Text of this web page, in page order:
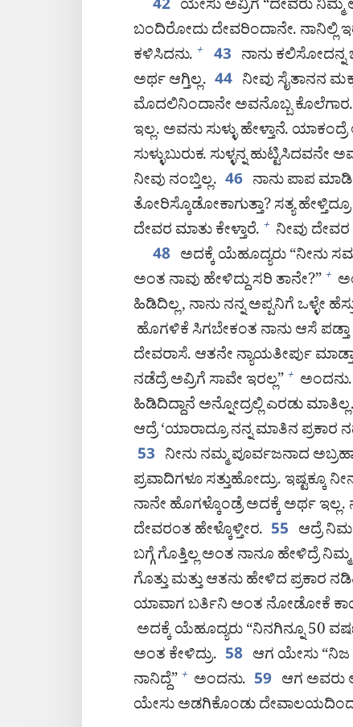
42 ಯೇಸು ಅವ್ರಿಗೆ “ದೇವರು ನಿಮ್ಮ
ಬಂದಿರೋದು ದೇವರಿಂದಾನೇ. ನಾನಿಲ್ಲಿ
ಕಳಿಸಿದನು. + 43 ನಾನು ಕಲಿಸೋದನ್ನ
ಅರ್ಥ ಆಗ್ತಿಲ್ಲ. 44 ನೀವು ಸೈತಾನನ
ಮೊದಲಿನಿಂದಾನೇ ಅವನೊಬ್ಬ ಕೊಲೆಗಾರ.
ಇಲ್ಲ. ಅವನು ಸುಳ್ಳು ಹೇಳ್ತಾನೆ.
ಸುಳ್ಳುಬುರುಕ. ಸುಳ್ಳನ್ನ ಹುಟ್ಟಿಸಿದವನೇ
ನೀವು ನಂಬ್ತಿಲ್ಲ. 46 ನಾನು ಪಾಪ
ತೋರಿಸ್ಕೊಡೋಕಾಗುತ್ತಾ? ಸತ್ಯ
ದೇವರ ಮಾತು ಕೇಳ್ತಾರೆ. + ನೀವು ದೇವರ
48 ಅದಕ್ಕೆ ಯೆಹೂದ್ಯರು “ನೀನು
ಅಂತ ನಾವು ಹೇಳಿದ್ದು ಸರಿ ತಾನೇ?” +
ಹಿಡಿದಿಲ್ಲ, ನಾನು ನನ್ನ ಅಪ್ಪನಿಗೆ ಒಳ್ಳೇ
ಹೊಗಳಿಕೆ ಸಿಗಬೇಕಂತ ನಾನು ಆಸೆ ಪಡ್ತಾ
ದೇವರಾಸೆ. ಆತನೇ ನ್ಯಾಯತೀರ್ಪು
ನಡೆದ್ರೆ ಅವ್ರಿಗೆ ಸಾವೇ ಇರಲ್ಲ” + ಅಂದನು.
ಹಿಡಿದಿದ್ದಾನೆ ಅನ್ನೋದ್ರಲ್ಲಿ ಎರಡು
ಆದ್ರೆ ‘ಯಾರಾದ್ರೂ ನನ್ನ ಮಾತಿನ ಪ್ರಕಾರ
53 ನೀನು ನಮ್ಮ ಪೂರ್ವಜನಾದ
ಪ್ರವಾದಿಗಳೂ ಸತ್ತುಹೋದ್ರು. ಇಷ್ಟಕ್ಕೂ
ನಾನೇ ಹೊಗಳ್ಕೊಂಡ್ರೆ ಅದಕ್ಕೆ ಅರ್ಥ ಇಲ್ಲ.
ದೇವರಂತ ಹೇಳ್ಕೊಳ್ತೀರ. 55 ಆದ್ರೆ
ಬಗ್ಗೆ ಗೊತ್ತಿಲ್ಲ ಅಂತ ನಾನೂ ಹೇಳಿದ್ರೆ
ಗೊತ್ತು ಮತ್ತು ಆತನು ಹೇಳಿದ ಪ್ರಕಾರ
ಯಾವಾಗ ಬರ್ತಿನಿ ಅಂತ ನೋಡೋಕೆ
ಅದಕ್ಕೆ ಯೆಹೂದ್ಯರು “ನಿನಗಿನ್ನೂ 50
ಅಂತ ಕೇಳಿದ್ರು. 58 ಆಗ ಯೇಸು “ನಿಜ
ನಾನಿದ್ದೆ” + ಅಂದನು. 59 ಆಗ ಅವರು
ಯೇಸು ಅಡಗಿಕೊಂಡು